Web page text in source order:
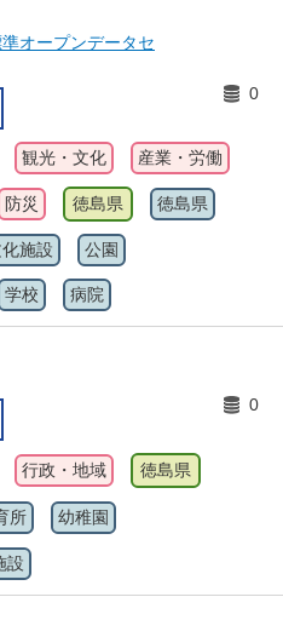
オープンデータセ
0
観光・文化 産業・労働
防災 徳島県 徳島県
施設 公園
学校 病院
0
行政・地域 徳島県
所 幼稚園
設